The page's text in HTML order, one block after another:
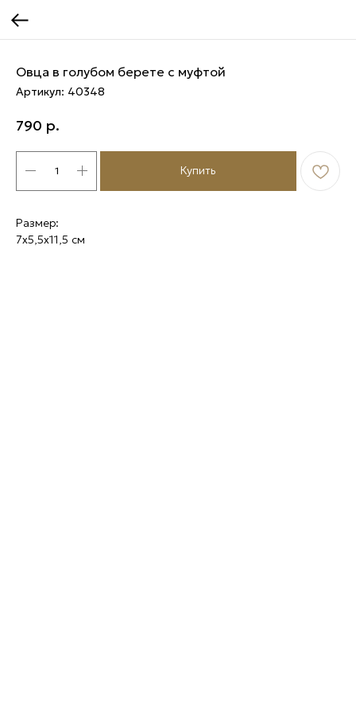
Овца в голубом берете с муфтой
Артикул: 40348
790 р.
Купить
Размер:
7х5,5х11,5 см